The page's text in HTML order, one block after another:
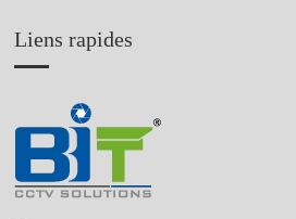
Liens rapides